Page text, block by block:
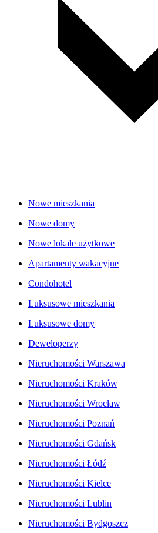
Nowe mieszkania
Nowe domy
Nowe lokale użytkowe
Apartamenty wakacyjne
Condohotel
Luksusowe mieszkania
Luksusowe domy
Deweloperzy
Nieruchomości Warszawa
Nieruchomości Kraków
Nieruchomości Wrocław
Nieruchomości Poznań
Nieruchomości Gdańsk
Nieruchomości Łódź
Nieruchomości Kielce
Nieruchomości Lublin
Nieruchomości Bydgoszcz